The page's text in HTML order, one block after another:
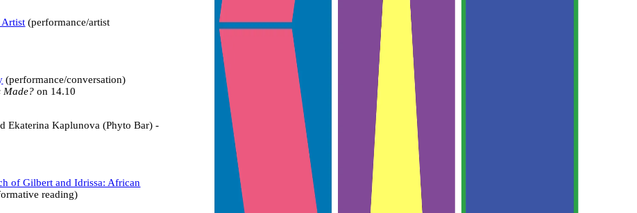
Artist (performance/artist
(performance/conversation)
Made? on 14.10
Ekaterina Kaplunova (Phyto Bar) -
of Gilbert and Idrissa: African
reading)